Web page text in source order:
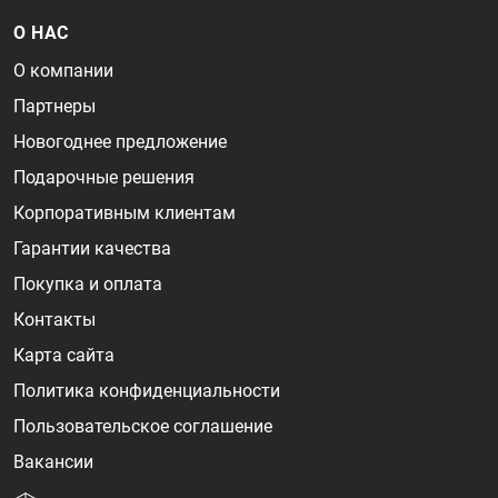
О НАС
О компании
Партнеры
Новогоднее предложение
Подарочные решения
Корпоративным клиентам
Гарантии качества
Покупка и оплата
Контакты
Карта сайта
Политика конфиденциальности
Пользовательское соглашение
Вакансии